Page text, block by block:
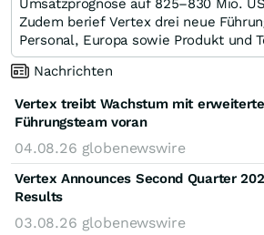
Umsatzprognose auf 825–830 Mio.
Zudem berief Vertex drei neue
Personal, Europa sowie Produkt und
Nachrichten
Vertex treibt Wachstum mit
Führungsteam voran
04.08.26 globenewswire
Vertex Announces Second Quarter
Results
03.08.26 globenewswire